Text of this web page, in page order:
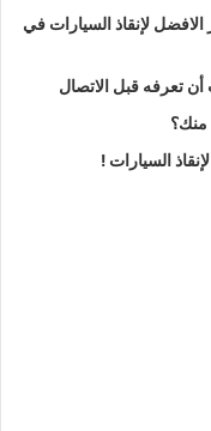
الافضل لإنقاذ السيارات في
تعرفه قبل الاتصال
منك؟